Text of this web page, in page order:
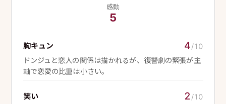
胸キュン 4/10
ドンジュと恋人の関係は描かれるが、復讐劇の緊張が主
軸で恋愛の比重は小さい。
笑い 2/10